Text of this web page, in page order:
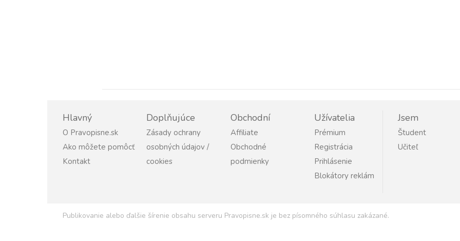
Hlavný
O Pravopisne.sk
Ako môžete pomôcť
Kontakt
Doplňujúce
Zásady ochrany
osobných údajov /
cookies
Obchodní
Affiliate
Obchodné
podmienky
Užívatelia
Prémium
Registrácia
Prihlásenie
Blokátory reklám
Jsem
Študent
Učiteľ
Publikovanie alebo ďalšie šírenie obsahu serveru Pravopisne.sk je bez písomného súhlasu zakázané.